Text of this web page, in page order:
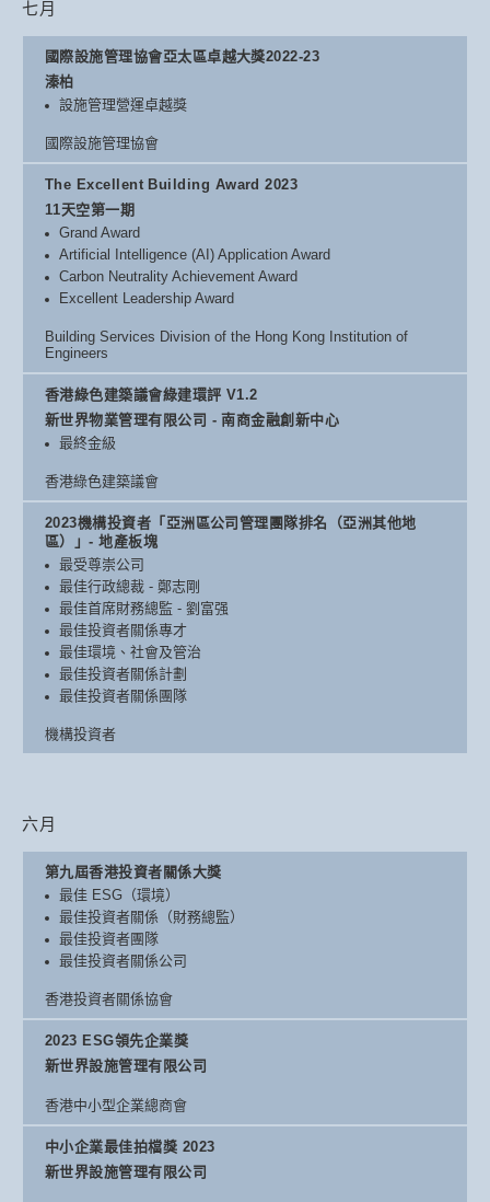
七月
國際設施管理協會亞太區卓越大獎2022-23
溱柏
設施管理營運卓越獎
國際設施管理協會
The Excellent Building Award 2023
11天空第一期
Grand Award
Artificial Intelligence (AI) Application Award
Carbon Neutrality Achievement Award
Excellent Leadership Award
Building Services Division of the Hong Kong Institution of
Engineers
香港綠色建築議會綠建環評 V1.2
新世界物業管理有限公司 - 南商金融創新中心
最終金級
香港綠色建築議會
2023機構投資者「亞洲區公司管理團隊排名（亞洲其他地
區）」- 地產板塊
最受尊崇公司
最佳行政總裁 - 鄭志剛
最佳首席財務總監 - 劉富强
最佳投資者關係專才
最佳環境、社會及管治
最佳投資者關係計劃
最佳投資者關係團隊
機構投資者
六月
第九屆香港投資者關係大獎
最佳 ESG（環境）
最佳投資者關係（財務總監）
最佳投資者團隊
最佳投資者關係公司
香港投資者關係協會
2023 ESG領先企業獎
新世界設施管理有限公司
香港中小型企業總商會
中小企業最佳拍檔獎 2023
新世界設施管理有限公司